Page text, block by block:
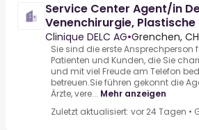
Service Center Agent/in
Venenchirurgie, Plastische
Ästhetische Chirurgie
Clinique DELC AG•Grenchen, CH
Sie sind die erste Ansprechperson
Patienten und Kunden, die Sie
und mit viel Freude am Telefon
betreuen.Sie führen gekonnt die
Ärzte, vere... Mehr anzeigen
Zuletzt aktualisiert: vor 24 Tagen •